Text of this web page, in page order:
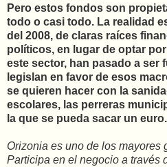
Pero estos fondos son
todo o casi todo. La realidad
del 2008, de claras raíces
políticos, en lugar de optar
este sector, han pasado a ser
legislan en favor de esos
se quieren hacer con la
escolares, las perreras
la que se pueda sacar un euro.
Orizonia es uno de los mayores
Participa en el negocio a través